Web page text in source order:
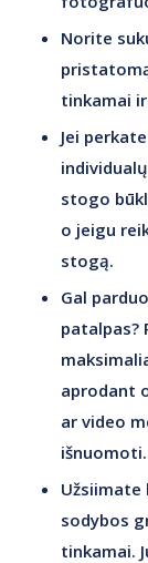
Norite
tinkamai
Jei
stogo
o jeigu
stogą.
Gal
patalpas?
aprodant
ar video
išnuomoti.
Užsiimate
sodybos
tinkamai.